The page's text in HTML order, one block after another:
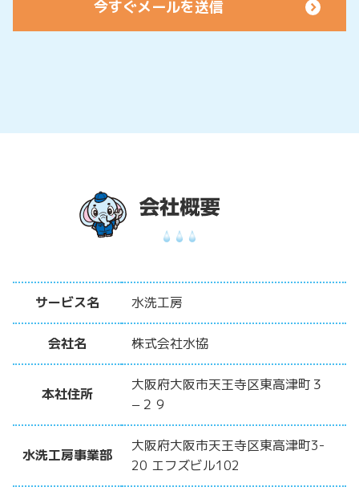
サービス名 水洗工房
会社名 株式会社水協
本社住所
大阪府大阪市天王寺区東高津町３
−２９
水洗工房事業部
大阪府大阪市天王寺区東高津町3-
20 エフズビル102